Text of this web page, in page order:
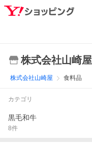
株式会社山崎屋
株式会社山崎屋 食料品
カテゴリ
黒毛和牛
8件